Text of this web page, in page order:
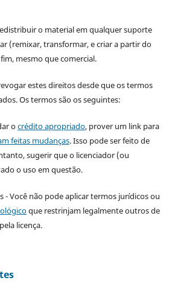
o material em qualquer suporte
(remixar, transformar, e criar a partir do
mesmo que comercial.
estes direitos desde que os termos
Os termos são os seguintes:
ocrédito apropriado, prover um link para
feitas mudanças. Isso pode ser feito de
sugerir que o licenciador (ou
o uso em questão.
- Você não pode aplicar termos jurídicos ou
que restrinjam legalmente outros de
licença.